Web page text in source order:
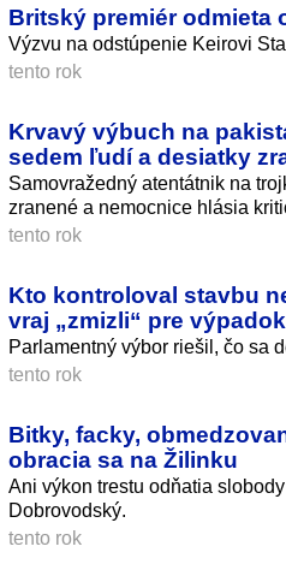
Britský premiér odmieta
Výzvu na odstúpenie Keirovi
tento rok
Krvavý výbuch na
sedem ľudí a desiatky
Samovražedný atentátnik na
zranené a nemocnice hlásia
tento rok
Kto kontroloval stavbu
vraj „zmizli“ pre
Parlamentný výbor riešil, čo sa
tento rok
Bitky, facky,
obracia sa na Žilinku
Ani výkon trestu odňatia
Dobrovodský.
tento rok